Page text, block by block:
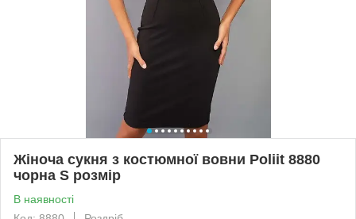
Жіноча сукня з костюмної вовни Poliit 8880
чорна S розмір
В наявності